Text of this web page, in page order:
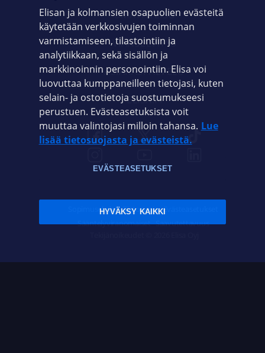
OMAYHTEISÖ
VIANSELVITYS
ASIAKASPALVELU
ELISA.FI
Sopimusehdot Tietosuoja Evästeasetukset
Sääntelyviranomaiset Saavutettavuus
Elisan ja kolmansien osapuolien evästeitä
käytetään verkkosivujen toiminnan
varmistamiseen, tilastointiin ja
analytiikkaan, sekä sisällön ja
markkinoinnin personointiin. Elisa voi
luovuttaa kumppaneilleen tietojasi, kuten
selain- ja ostotietoja suostumukseesi
perustuen. Evästeasetuksista voit
muuttaa valintojasi milloin tahansa. Lue
lisää tietosuojasta ja evästeistä.
EVÄSTEASETUKSET
HYVÄKSY KAIKKI